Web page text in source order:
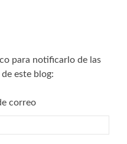
para notificarlo de las
este blog:
correo